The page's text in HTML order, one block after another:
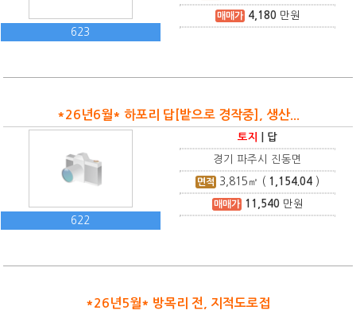
623
매매가 4,180만원
*26년6월* 하포리 답[밭으로 경작중], 생산...
622
토지 답
경기 파주시 진동면
면적 3,815 ㎡ ( 1,154.04 )
매매가 11,540만원
*26년5월* 방목리 전, 지적도로접